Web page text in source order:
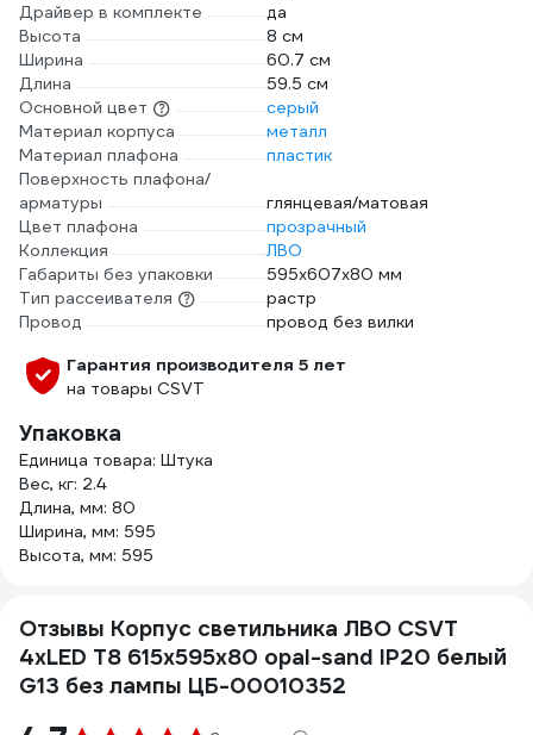
Драйвер в комплекте
да
Высота
8 см
Ширина
60.7 см
Длина
59.5 см
Основной цвет
серый
Материал корпуса
металл
Материал плафона
пластик
Поверхность плафона/
арматуры
глянцевая/матовая
Цвет плафона
прозрачный
Коллекция
ЛВО
Габариты без упаковки
595х607х80 мм
Тип рассеивателя
растр
Провод
провод без вилки
Гарантия производителя 5 лет
на товары CSVT
Упаковка
Единица товара: Штука
Вес, кг: 2.4
Длина, мм: 80
Ширина, мм: 595
Высота, мм: 595
Отзывы Корпус светильника ЛВО CSVT
4хLED T8 615х595х80 opal-sand IP20 белый
G13 без лампы ЦБ-00010352